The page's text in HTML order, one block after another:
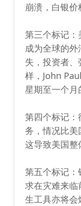
崩溃，白银价
第三个标记
成为全球的
失，投资者
样，John
星期至一个月
第四个标记
务，情况比美
这导致美国整
第五个标记
求在灾难来
生工具亦将会